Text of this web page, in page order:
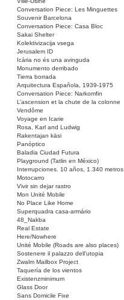
Conversation Piece: Les Minguettes
Souvenir Barcelona
Conversation Piece: Casa Bloc
Sakai Shelter
Kolektivizacija vsega
Jerusalem ID
Icària no és una avinguda
Monumento derribado
Tierra borrada
Arquitectura Española, 1939-1975
Conversation Piece: Narkomfin
L’ascension et la chute de la colonne
Vendôme
Voyage en Icarie
Rosa, Karl and Ludwig
Rakentajan käsi
Panóptico
Baladia Ciudad Futura
Playground (Tatlin en México)
Interrupciones. 10 años, 1.340 metros
Motocarro
Vivir sin dejar rastro
Mon Unité Mobile
No Place Like Home
Superquadra casa-armário
48_Nakba
Real Estate
Here/Nowhere
Unité Mobile (Roads are also places)
Sostenere il palazzo dell’utopia
Zwalm Mailbox Project
Taquería de los vientos
Existenzminimum
Glass Door
Sans Domicile Fixe